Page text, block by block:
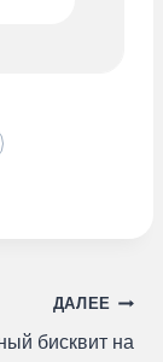
ДАЛЕЕ
бисквит на